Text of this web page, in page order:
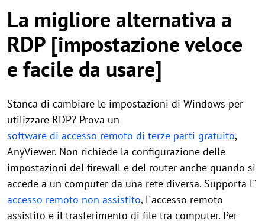
La migliore alternativa a
RDP [impostazione veloce
e facile da usare]
Stanca di cambiare le impostazioni di Windows per
utilizzare RDP? Prova un
software di accesso remoto di terze parti gratuito,
AnyViewer. Non richiede la configurazione delle
impostazioni del firewall e del router anche quando si
accede a un computer da una rete diversa. Supporta l"
accesso remoto non assistito, l"accesso remoto
assistito e il trasferimento di file tra computer. Per